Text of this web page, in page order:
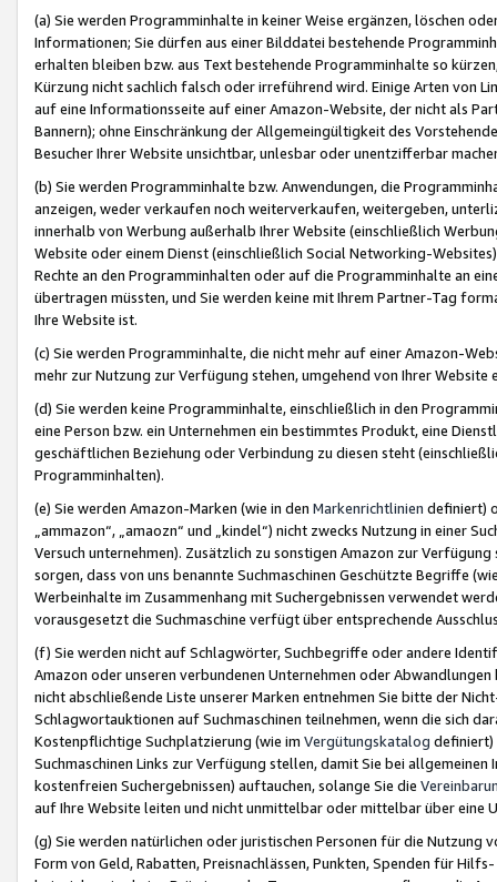
(a) Sie werden Programminhalte in keiner Weise ergänzen, löschen
Informationen; Sie dürfen aus einer Bilddatei bestehende
erhalten bleiben bzw. aus Text bestehende Programminhalte so
Kürzung nicht sachlich falsch oder irreführend wird. Einige Arten von
auf eine Informationsseite auf einer Amazon-Website, der nicht als
Bannern); ohne Einschränkung der Allgemeingültigkeit des
Besucher Ihrer Website unsichtbar, unlesbar oder unentzifferbar
(b) Sie werden Programminhalte bzw. Anwendungen, die
anzeigen, weder verkaufen noch weiterverkaufen, weitergeben,
innerhalb von Werbung außerhalb Ihrer Website (einschließlich
Website oder einem Dienst (einschließlich Social Networking-
Rechte an den Programminhalten oder auf die Programminhalte an
übertragen müssten, und Sie werden keine mit Ihrem Partner-Tag
Ihre Website ist.
(c) Sie werden Programminhalte, die nicht mehr auf einer Amazon-
mehr zur Nutzung zur Verfügung stehen, umgehend von Ihrer
(d) Sie werden keine Programminhalte, einschließlich in den
eine Person bzw. ein Unternehmen ein bestimmtes Produkt, eine
geschäftlichen Beziehung oder Verbindung zu diesen steht
Programminhalten).
(e) Sie werden Amazon-Marken (wie in den Markenrichtlinien definiert)
„ammazon“, „amaozn“ und „kindel“) nicht zwecks Nutzung in einer
Versuch unternehmen). Zusätzlich zu sonstigen Amazon zur
sorgen, dass von uns benannte Suchmaschinen Geschützte Begriffe
Werbeinhalte im Zusammenhang mit Suchergebnissen verwendet
vorausgesetzt die Suchmaschine verfügt über entsprechende
(f) Sie werden nicht auf Schlagwörter, Suchbegriffe oder andere
Amazon oder unseren verbundenen Unternehmen oder
nicht abschließende Liste unserer Marken entnehmen Sie bitte der
Schlagwortauktionen auf Suchmaschinen teilnehmen, wenn die sich
Kostenpflichtige Suchplatzierung (wie im Vergütungskatalog definiert)
Suchmaschinen Links zur Verfügung stellen, damit Sie bei
kostenfreien Suchergebnissen) auftauchen, solange Sie die
auf Ihre Website leiten und nicht unmittelbar oder mittelbar über eine
(g) Sie werden natürlichen oder juristischen Personen für die Nutzung
Form von Geld, Rabatten, Preisnachlässen, Punkten, Spenden für